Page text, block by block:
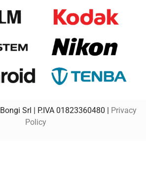
Bongi Srl | P.IVA 01823360480 | Privacy
Policy